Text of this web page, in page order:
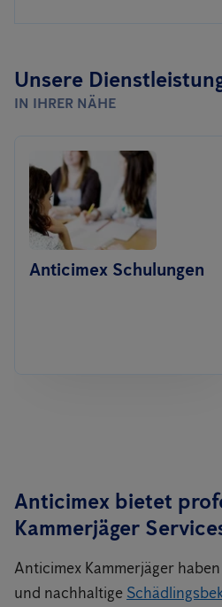
Unsere
IN IHRER NÄHE
Anticimex Schulungen
Anticimex bietet
Kammerjäger
Anticimex Kammerjäger
und nachhaltige